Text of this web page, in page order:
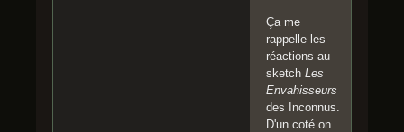
Ça me
rappelle les
réactions au
sketch Les
Envahisseurs
des Inconnus.
D'un coté on